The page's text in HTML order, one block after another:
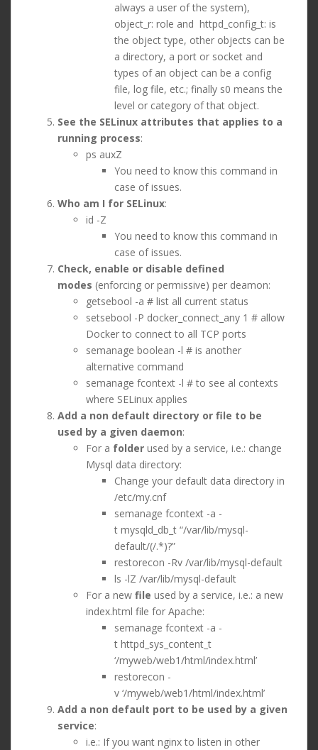
always a user of the system),
object_r: role and httpd_config_t: is
the object type, other objects can be
a directory, a port or socket and
types of an object can be a config
file, log file, etc.; finally s0 means the
level or category of that object.
See the SELinux attributes that applies to a
running process:
ps auxZ
You need to know this command in
case of issues.
Who am I for SELinux:
id -Z
You need to know this command in
case of issues.
Check, enable or disable defined
modes (enforcing or permissive) per deamon:
getsebool -a # list all current status
setsebool -P docker_connect_any 1 # allow
Docker to connect to all TCP ports
semanage boolean -l # is another
alternative command
semanage fcontext -l # to see al contexts
where SELinux applies
Add a non default directory or file to be
used by a given daemon:
For a folder used by a service, i.e.: change
Mysql data directory:
Change your default data directory in
/etc/my.cnf
semanage fcontext -a -
t mysqld_db_t “/var/lib/mysql-
default/(/.*)?”
restorecon -Rv /var/lib/mysql-default
ls -lZ /var/lib/mysql-default
For a new file used by a service, i.e.: a new
index.html file for Apache:
semanage fcontext -a -
t httpd_sys_content_t
‘/myweb/web1/html/index.html’
restorecon -
v ‘/myweb/web1/html/index.html’
Add a non default port to be used by a given
service:
i.e.: If you want nginx to listen in other